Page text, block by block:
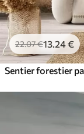
22.07€13 .24€